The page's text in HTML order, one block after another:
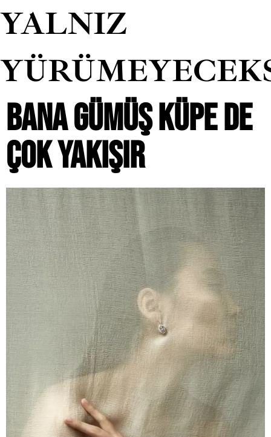
YALNIZ
BANA GÜMÜŞ KÜPE DE
ÇOK YAKIŞIR